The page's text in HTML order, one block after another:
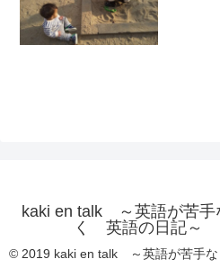
kaki en talk ～英語が苦手
く 英語の日記～
© 2019 kaki en talk ～英語が苦手